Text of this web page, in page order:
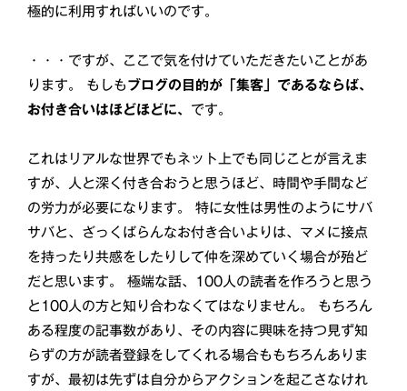
極的に利用すればいいのです。
・・・ですが、ここで気を付けていただきたいことがあ
ります。 もしもブログの目的が「集客」であるならば、
お付き合いはほどほどに、 です。
これはリアルな世界でもネット上でも同じことが言えま
すが、人と深く付き合おうと思うほど、時間や手間など
の労力が必要になります。 特に女性は男性のようにサバ
サバと、ざっくばらんなお付き合いよりは、マメに接点
を持ったり共感をしたりして仲を深めていく場合が殆ど
だと思います。 極端な話、100人の読者を作ろうと思う
と100人の方と知り合わなくてはなりません。 もちろん
ある程度の記事数があり、その内容に興味を持つ見ず知
らずの方が読者登録をしてくれる場合ももちろんありま
すが、最初は先ずは自分からアクションを起こさなけれ